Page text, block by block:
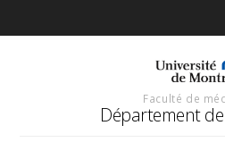
Faculté de
Département